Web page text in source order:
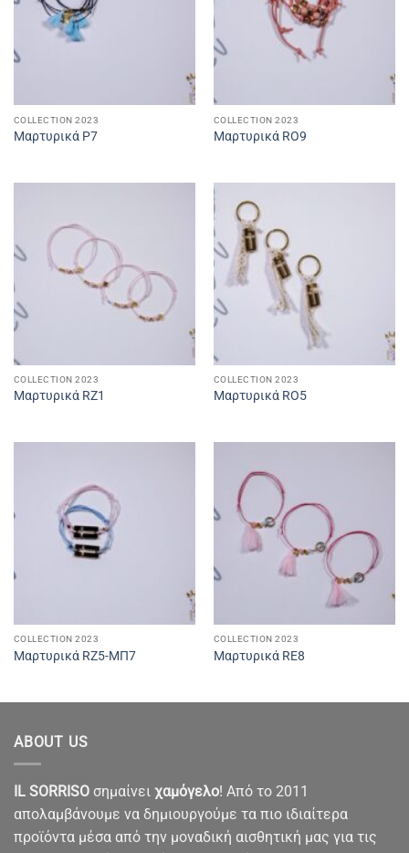
COLLECTION 2023
Μαρτυρικά P7
COLLECTION 2023
Μαρτυρικά RO9
COLLECTION 2023
Μαρτυρικά RZ1
COLLECTION 2023
Μαρτυρικά RO5
COLLECTION 2023
Μαρτυρικά RZ5-ΜΠ7
COLLECTION 2023
Μαρτυρικά RE8
ABOUT US
IL SORRISO σημαίνει χαμόγελο! Από το 2011
απολαμβάνουμε να δημιουργούμε τα πιο ιδιαίτερα
προϊόντα μέσα από την μοναδική αισθητική μας για τις